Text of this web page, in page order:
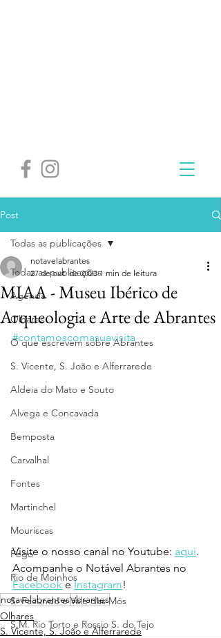
Post
Todas as publicações
Agenda
Olhares
O que escrevem sobre Abrantes
S. Vicente, S. João e Alferrarede
Aldeia do Mato e Souto
Alvega e Concavada
Bemposta
Carvalhal
Fontes
Martinchel
Mouriscas
Pego
Rio de Moinhos
S. Facundo e Vale das Mós
S.M. Rio Torto e Rossio S. do Tejo
Todas as publicações
MIAA - Museu Ibérico de
Arqueologia e Arte de Abrantes
notavelabrantes
27 de out. de 2023 1 min de leitura
#contamoscomasuavisita
Visite o nosso canal no Youtube: aqui.
Acompanhe o Notável Abrantes no
Facebook e Instagram!
notavelabrantesabrantes
Olhares
S. Vicente, S. João e Alferrarede